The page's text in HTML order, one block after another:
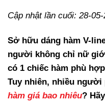
Cập nhật lần cuối: 28-05-
Sở hữu dáng hàm V-
người không chỉ nữ
có 1 chiếc hàm phù
Tuy nhiên, nhiều người
hàm giá bao nhiêu?